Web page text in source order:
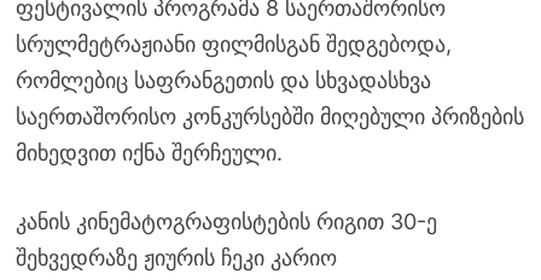
ფესტივალის პროგრამა 8 საერთაშორისო
სრულმეტრაჟიანი ფილმისგან შედგებოდა,
რომლებიც საფრანგეთის და სხვადასხვა
საერთაშორისო კონკურსებში მიღებული პრიზების
მიხედვით იქნა შერჩეული.
კანის კინემატოგრაფისტების რიგით 30-ე
შეხვედრაზე ჟიურის ჩეკი კარიო